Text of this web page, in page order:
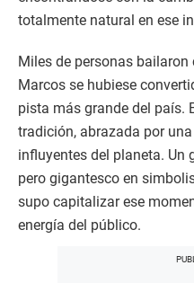
totalmente natural en ese
Miles de personas
Marcos se hubiese
pista más grande del país.
tradición, abrazada por
influyentes del planeta. Un
pero gigantesco en
supo capitalizar ese
energía del público.